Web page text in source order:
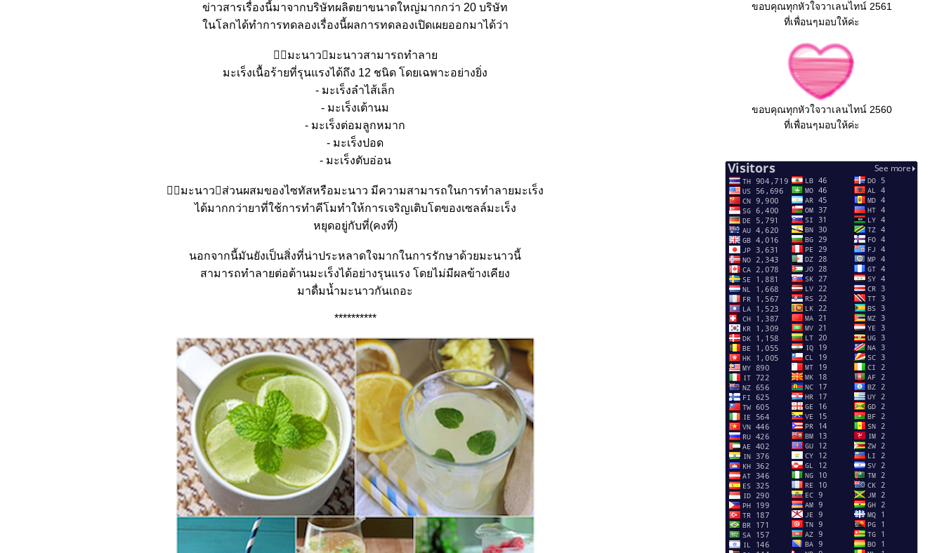
ข่าวสารเรื่องนี้มาจากบริษัทผลิตยาขนาดใหญ่มากกว่า 20 บริษัท
นโลกได้ทำการทดลองเรื่องนี้ผลการทดลองเปิดเผยออกมาได้ว่า
􁀁􀇨มะนาว􏿿มะนาวสามารถทำลา
มะเร็งเนื้อร้ายที่รุนแรงได้ถึง 12 ชนิด โดยเฉพาะอย่างยิ่ง
- มะเร็งลำไส้เล็ก
- มะเร็งเต้านม
- มะเร็งต่อมลูกหมาก
- มะเร็งปอด
- มะเร็งตับอ่อน
􁀁􀇨มะนาว􏿿ส่วนผสมของไซทัสหรือมะนาว มีความสามารถในการทำลายมะเร็ง
ได้มากกว่ายาที่ใช้การทำคีโมทำให้การเจริญเติบโตของเซลล์มะเร็ง
หยุดอยู่กับที่(คงที่)
นอกจากนี้มันยังเป็นสิ่งที่น่าประหลาดใจมากในการรักษาด้วยมะนาวนี้
สามารถทำลายต่อต้านมะเร็งได้อย่างรุนแรง โดยไม่มีผลข้างเคียง
มาดื่มน้ำมะนาวกันเถอะ
**********
ขอบคุณทุกหัวใจวาเลนไทน์ 2561
ที่เพื่อนๆมอบให้ค่ะ
ขอบคุณทุกหัวใจวาเลนไทน์ 2560
ที่เพื่อนๆมอบให้ค่ะ